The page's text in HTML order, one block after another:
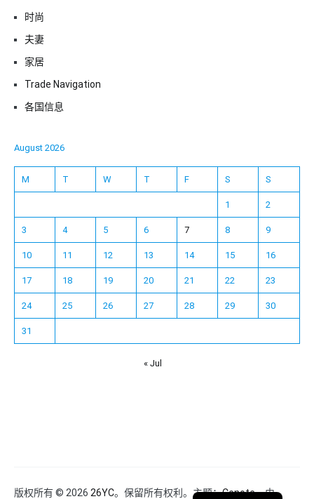
时尚
夫妻
家居
Trade Navigation
各国信息
August 2026
M T W T F S S
1 2
3 4 5 6 7 8 9
10 11 12 13 14 15 16
17 18 19 20 21 22 23
24 25 26 27 28 29 30
31
« Jul
版权所有 © 2026 26YC。保留所有权利。主题：Cenote，由
English